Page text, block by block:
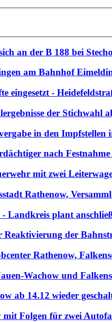
an der B 188 bei
am Bahnhof
eingesetzt -
der Stichwahl
in den Impfstellen
nach Festnahme
mit zwei
Rathenow,
Landkreis plant
der
Rathenow,
Wachow und
ab 14.12 wieder
Folgen für zwei